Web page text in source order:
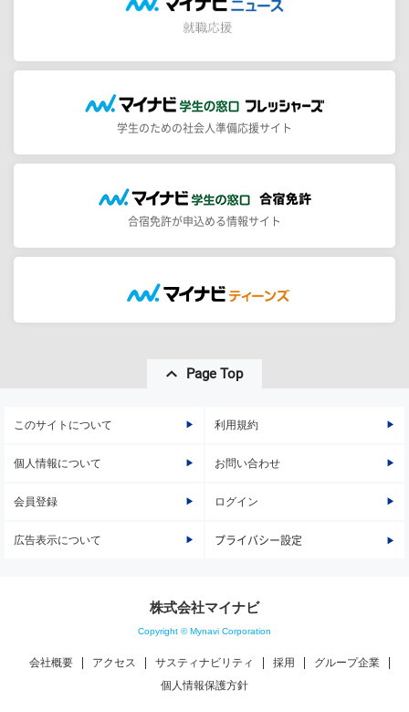
学生のための社会人準備応援サイト
合宿免許が申込める情報サイト
Page Top
このサイトについて 利用規約
個人情報について お問い合わせ
会員登録 ログイン
広告表示について プライバシー設定
株式会社マイナビ
Copyright © Mynavi Corporation
会社概要 アクセス サスティナビリティ 採用
グループ企業
個人情報保護方針